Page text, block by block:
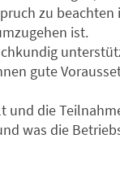
zu beachten
ist.
gute
und die
was die